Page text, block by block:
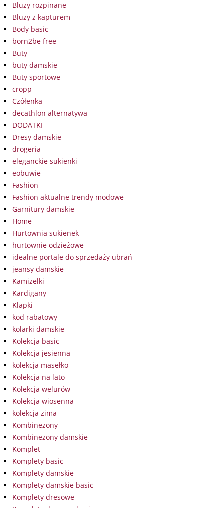
Bluzy rozpinane
Bluzy z kapturem
Body basic
born2be free
Buty
buty damskie
Buty sportowe
cropp
Czółenka
decathlon alternatywa
DODATKI
Dresy damskie
drogeria
eleganckie sukienki
eobuwie
Fashion
Fashion aktualne trendy modowe
Garnitury damskie
Home
Hurtownia sukienek
hurtownie odzieżowe
idealne portale do sprzedaży ubrań
jeansy damskie
Kamizelki
Kardigany
Klapki
kod rabatowy
kolarki damskie
Kolekcja basic
Kolekcja jesienna
kolekcja masełko
Kolekcja na lato
Kolekcja welurów
Kolekcja wiosenna
kolekcja zima
Kombinezony
Kombinezony damskie
Komplet
Komplety basic
Komplety damskie
Komplety damskie basic
Komplety dresowe